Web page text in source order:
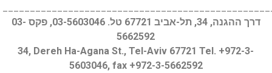
דרך ההגנה, 34, תל-אביב 67721 טל. 03-5603046, פקס 03-
5662592
34, Dereh Ha-Agana St., Tel-Aviv 67721 Tel. +972-3-
5603046, fax +972-3-5662592
remove_circle_outline Уменьшить шрифт
add_circle_outline Увеличить шрифт
Читабельный шрифт